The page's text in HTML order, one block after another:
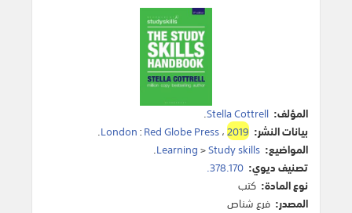
المؤلف: Stella Cottrell
.
بيانات النشر:
London:Red Globe Press،2019
.
المواضيع:
Learning>Study skills
.
تصنيف ديوي: 378.170.
نوع المادة: كتب
المصدر: فرع شناص